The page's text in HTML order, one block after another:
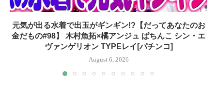
元気が出る水着で出玉がギンギン!?【だってあなたのお
金だもの#98】 木村魚拓×橘アンジュ ぱちんこ シン・エ
ヴァンゲリオン TYPEレイ[パチンコ]
August 6, 2026